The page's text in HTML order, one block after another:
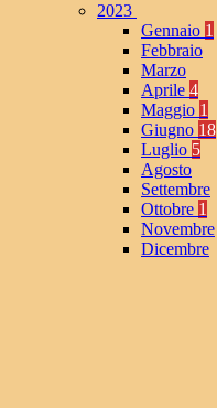
2023
Gennaio 1
Febbraio
Marzo
Aprile 4
Maggio 1
Giugno 18
Luglio 5
Agosto
Settembre
Ottobre 1
Novembre
Dicembre